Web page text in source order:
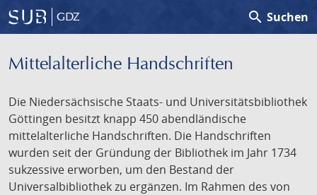
GDZ search Suchen
Mittelalterliche Handschriften
Die Niedersächsische Staats- und Universitätsbibliothek
Göttingen besitzt knapp 450 abendländische
mittelalterliche Handschriften. Die Handschriften
wurden seit der Gründung der Bibliothek im Jahr 1734
sukzessive erworben, um den Bestand der
Universalbibliothek zu ergänzen. Im Rahmen des von